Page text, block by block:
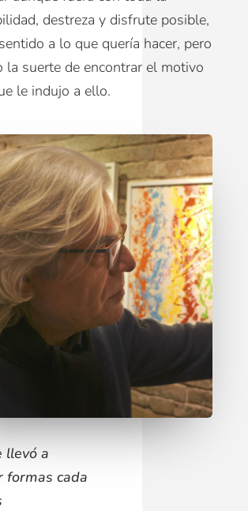
destreza y disfrute posible,
a lo que quería hacer, pero
la suerte de encontrar el motivo
le indujo a ello.
llevó a
formas cada